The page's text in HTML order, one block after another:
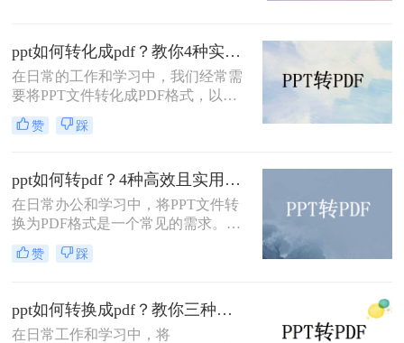
将PPT转换为PDF的方法。
ppt如何转化成pdf？教你4种实用转换方法!
在日常的工作和学习中，我们经常需
要将PPT文件转化成PDF格式，以便
更好地进行分享、打印或存档。那么
PPT如何转化成PDF呢？本文将介绍
赞 踩
ppt如何转pdf？4种高效且实用的方法详解！
在日常办公和学习中，将PPT文件转
换为PDF格式是一个常见的需求。
PDF文件具有兼容性强、格式固定、
不易被修改等优点，非常适合用于分
呢？本文将介绍几种常用的PPT转
PDF方法，助你轻松完成文件转换。
赞 踩
ppt如何转换成pdf？教你三种简单有效的方法！
在日常工作和学习中，将